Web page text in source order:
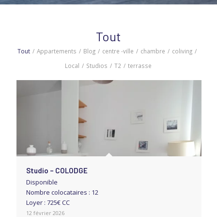
Tout
Tout / Appartements / Blog / centre -ville / chambre / coliving /
Local / Studios / T2 / terrasse
Studio – COLODGE
Disponible
Nombre colocataires : 12
Loyer : 725€ CC
12 février 2026